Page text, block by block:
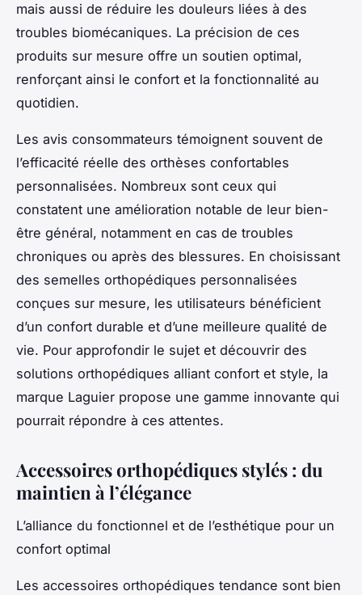
mais aussi de réduire les douleurs liées à des
troubles biomécaniques. La précision de ces
produits sur mesure offre un soutien optimal,
renforçant ainsi le confort et la fonctionnalité au
quotidien.
Les avis consommateurs témoignent souvent de
l’efficacité réelle des orthèses confortables
personnalisées. Nombreux sont ceux qui
constatent une amélioration notable de leur bien-
être général, notamment en cas de troubles
chroniques ou après des blessures. En choisissant
des semelles orthopédiques personnalisées
conçues sur mesure, les utilisateurs bénéficient
d’un confort durable et d’une meilleure qualité de
vie. Pour approfondir le sujet et découvrir des
solutions orthopédiques alliant confort et style, la
marque Laguier propose une gamme innovante qui
pourrait répondre à ces attentes.
Accessoires orthopédiques stylés : du
maintien à l’élégance
L’alliance du fonctionnel et de l’esthétique pour un
confort optimal
Les accessoires orthopédiques tendance sont bien